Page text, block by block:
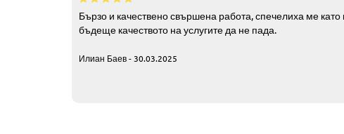
Бързо и качествено свършена работа, спечелиха ме
бъдеще качеството на услугите да не пада.
Илиан Баев - 30.03.2025